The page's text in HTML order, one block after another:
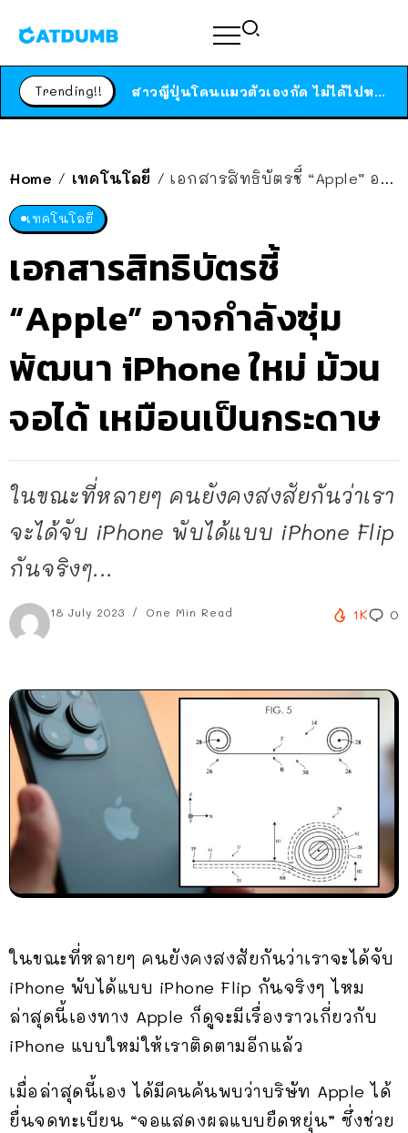
Trending!! สาวญี่ปุ่นโดนแมวตัวเองกัด ไม่ได้ไปหาหมอตั้งแต่เนิ่นๆ สุดท้ายขาบวม กลายเป็นโรคเนื้อเน่า เตือนทาสแมวทั้งหลายให้ระวัง
Home / เทคโนโลยี / เอกสารสิทธิบัตรชี้ “Apple” อาจกำลังซุ่มพัฒนา iPhone ใหม่ ม้วนจอได้ เหมือนเป็นกระดาษ
เทคโนโลยี
เอกสารสิทธิบัตรชี้
“Apple” อาจกำลังซุ่ม
พัฒนา iPhone ใหม่ ม้วน
จอได้ เหมือนเป็นกระดาษ
ในขณะที่หลายๆ คนยังคงสงสัยกันว่าเรา
จะได้จับ iPhone พับได้แบบ iPhone Flip
กันจริงๆ...
18 July 2023 One Min Read 1K 0
ในขณะที่หลายๆ คนยังคงสงสัยกันว่าเราจะได้จับ
iPhone พับได้แบบ iPhone Flip กันจริงๆ ไหม
ล่าสุดนี้เองทาง Apple ก็ดูจะมีเรื่องราวเกี่ยวกับ
iPhone แบบใหม่ให้เราติดตามอีกแล้ว
เมื่อล่าสุดนี้เอง ได้มีคนค้นพบว่าบริษัท Apple ได้
ยื่นจดทะเบียน “จอแสดงผลแบบยืดหยุ่น” ซึ่งช่วย